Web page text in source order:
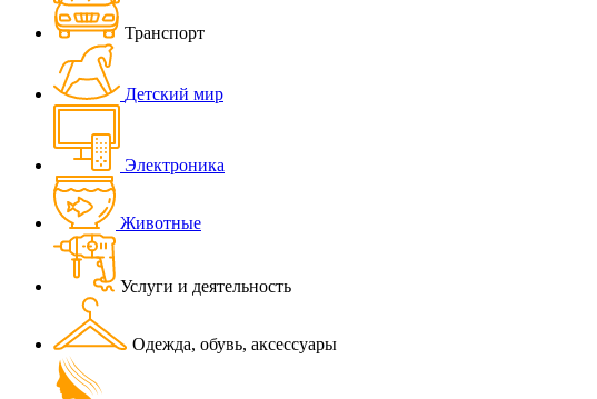
Транспорт
Детский мир
Электроника
Животные
Услуги и деятельность
Одежда, обувь, аксессуары